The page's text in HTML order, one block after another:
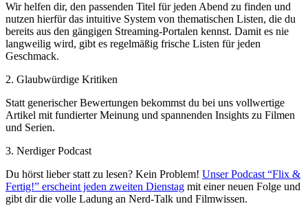
Wir helfen dir, den passenden Titel für jeden Abend zu finden und
nutzen hierfür das intuitive System von thematischen Listen, die du
bereits aus den gängigen Streaming-Portalen kennst. Damit es nie
langweilig wird, gibt es regelmäßig frische Listen für jeden
Geschmack.
2. Glaubwürdige Kritiken
Statt generischer Bewertungen bekommst du bei uns vollwertige
Artikel mit fundierter Meinung und spannenden Insights zu Filmen
und Serien.
3. Nerdiger Podcast
Du hörst lieber statt zu lesen? Kein Problem! Unser Podcast “Flix &
Fertig!” erscheint jeden zweiten Dienstag mit einer neuen Folge und
gibt dir die volle Ladung an Nerd-Talk und Filmwissen.